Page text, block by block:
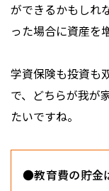
ができるかもしれ
った場合に資産を
学資保険も投資も
で、どちらが我が
たいですね。
●教育費の貯金